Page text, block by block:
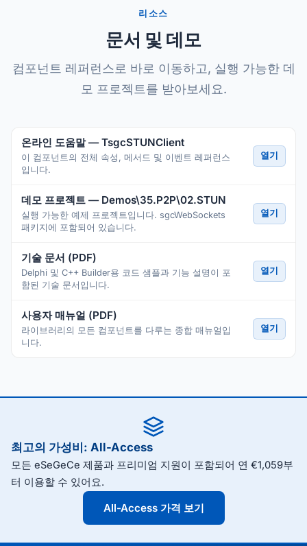
리소스
문서 및 데모
컴포넌트 레퍼런스로 바로 이동하고, 실행 가능한 데
모 프로젝트를 받아보세요.
온라인 도움말 — TsgcSTUNClient
이 컴포넌트의 전체 속성, 메서드 및 이벤트 레퍼런스
입니다.
열기
데모 프로젝트 — Demos\35.P2P\02.STUN
실행 가능한 예제 프로젝트입니다. sgcWebSockets
패키지에 포함되어 있습니다.
열기
기술 문서 (PDF)
Delphi 및 C++ Builder용 코드 샘플과 기능 설명이 포
함된 기술 문서입니다.
열기
사용자 매뉴얼 (PDF)
라이브러리의 모든 컴포넌트를 다루는 종합 매뉴얼입
니다.
열기
최고의 가성비: All-Access
모든 eSeGeCe 제품과 프리미엄 지원이 포함되어 연 €1,059부
터 이용할 수 있어요.
All-Access 가격 보기